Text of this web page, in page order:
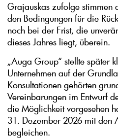
Grajauskas zufolge stimmen
den Bedingungen für die
noch bei der Frist, die
dieses Jahres liegt, überein.
„Auga Group“ stellte später
Unternehmen auf der
Konsultationen gehörten
Vereinbarungen im Entwurf
die Möglichkeit vorgesehen
31. Dezember 2026 mit den
begleichen.